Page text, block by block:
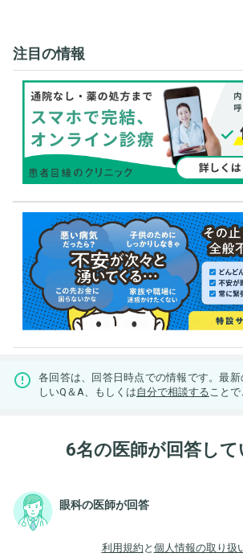
注目の情報
各回答は、回答日時点での情報です。最
しいQ＆A、もしくは自分で相談する こと
6名の医師が回答し
眼科の医師が回答
利用規約 と 個人情報の取り扱